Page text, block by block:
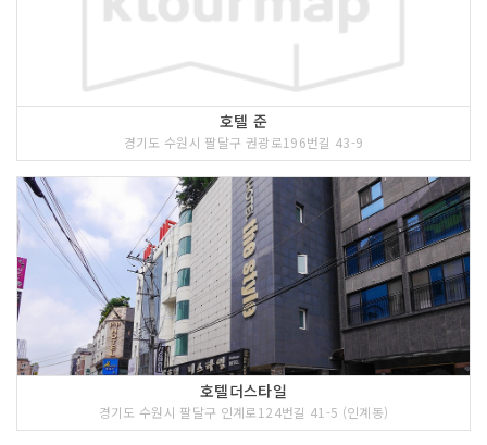
호텔 준
경기도 수원시 팔달구 권광로196번길 43-9
호텔더스타일
경기도 수원시 팔달구 인계로124번길 41-5 (인계동)